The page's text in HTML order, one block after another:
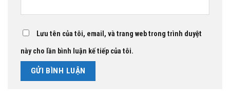
Lưu tên của tôi, email, và trang web trong trình duyệt
này cho lần bình luận kế tiếp của tôi.